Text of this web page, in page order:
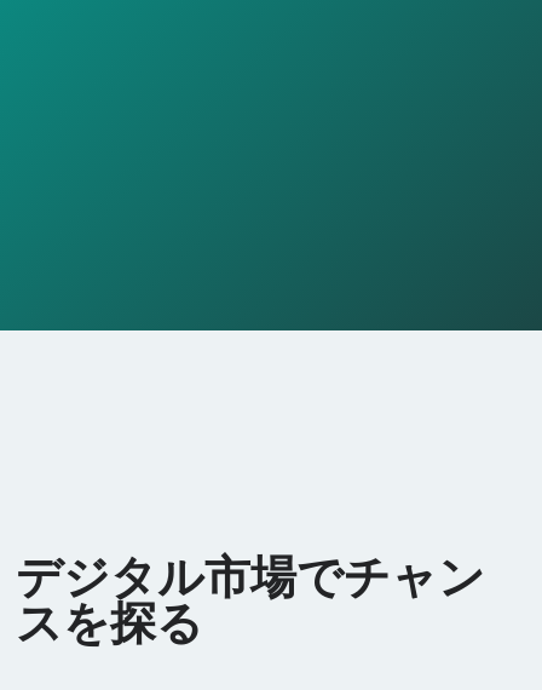
デジタル市場でチャン
スを探る